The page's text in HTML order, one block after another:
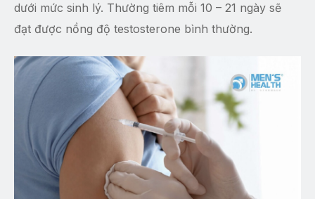
dưới mức sinh lý. Thường tiêm mỗi 10 – 21 ngày sẽ
đạt được nồng độ testosterone bình thường.